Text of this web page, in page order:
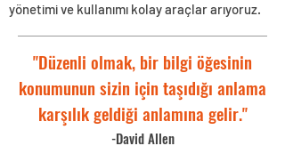
yönetimi ve kullanımı kolay araçlar arıyoruz.
"Düzenli olmak, bir bilgi öğesinin
konumunun sizin için taşıdığı anlama
karşılık geldiği anlamına gelir."
-David Allen